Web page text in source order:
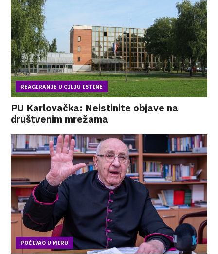
REAGIRANJE U CILJU ISTINE
PU Karlovačka: Neistinite objave na
društvenim mrežama
POČIVAO U MIRU